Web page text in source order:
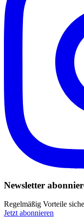
Newsletter
Regelmäßig Vorteile
Jetzt abonnieren